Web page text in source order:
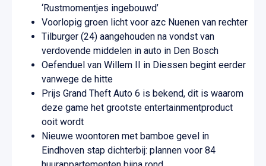
‘Rustmomentjes ingebouwd’
Voorlopig groen licht voor azc Nuenen van rechter
Tilburger (24) aangehouden na vondst van
verdovende middelen in auto in Den Bosch
Oefenduel van Willem II in Diessen begint eerder
vanwege de hitte
Prijs Grand Theft Auto 6 is bekend, dit is waarom
deze game het grootste entertainmentproduct
ooit wordt
Nieuwe woontoren met bamboe gevel in
Eindhoven stap dichterbij: plannen voor 84